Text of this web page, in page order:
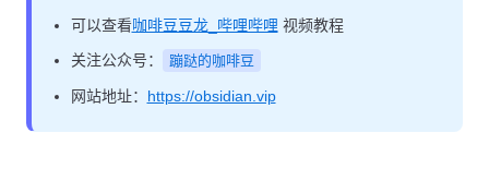
可以查看咖啡豆豆龙_哔哩哔哩 视频教程
关注公众号：
蹦跶的咖啡豆
网站地址： https://obsidian.vip